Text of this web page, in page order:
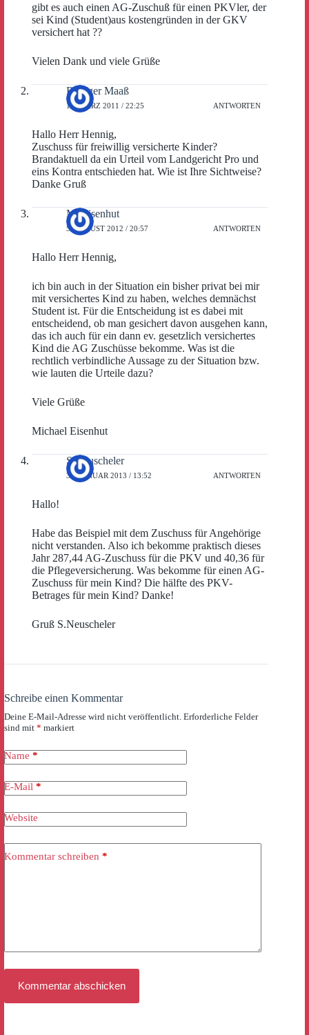
gibt es auch einen AG-Zuschuß für einen PKVler, der
sei Kind (Student)aus kostengründen in der GKV
versichert hat ??
Vielen Dank und viele Grüße
Rüdiger Maaß
18. MÄRZ 2011 / 22:25 ANTWORTEN
Hallo Herr Hennig,
Zuschuss für freiwillig versicherte Kinder?
Brandaktuell da ein Urteil vom Landgericht Pro und
eins Kontra entschieden hat. Wie ist Ihre Sichtweise?
Danke Gruß
M. Eisenhut
5. AUGUST 2012 / 20:57 ANTWORTEN
Hallo Herr Hennig,
ich bin auch in der Situation ein bisher privat bei mir
mit versichertes Kind zu haben, welches demnächst
Student ist. Für die Entscheidung ist es dabei mit
entscheidend, ob man gesichert davon ausgehen kann,
das ich auch für ein dann ev. gesetzlich versichertes
Kind die AG Zuschüsse bekomme. Was ist die
rechtlich verbindliche Aussage zu der Situation bzw.
wie lauten die Urteile dazu?
Viele Grüße
Michael Eisenhut
S.Neuscheler
30. JANUAR 2013 / 13:52 ANTWORTEN
Hallo!
Habe das Beispiel mit dem Zuschuss für Angehörige
nicht verstanden. Also ich bekomme praktisch dieses
Jahr 287,44 AG-Zuschuss für die PKV und 40,36 für
die Pflegeversicherung. Was bekomme für einen AG-
Zuschuss für mein Kind? Die hälfte des PKV-
Betrages für mein Kind? Danke!
Gruß S.Neuscheler
Schreibe einen Kommentar
Deine E-Mail-Adresse wird nicht veröffentlicht. Erforderliche Felder
sind mit * markiert
Name *
E-Mail *
Website
Kommentar schreiben *
Kommentar abschicken